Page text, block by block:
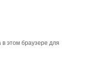
этом браузере для